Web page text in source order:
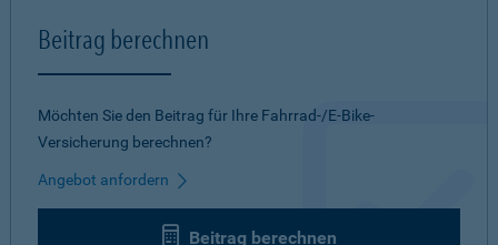
Beitrag berechnen
Möchten Sie den Beitrag für Ihre Fahrrad-/E-Bike-
Versicherung berechnen?
Angebot anfordern
Beitrag berechnen